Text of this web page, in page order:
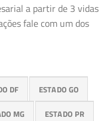
a partir de 3 vidas
fale com um dos
DF ESTADO GO
MG ESTADO PR